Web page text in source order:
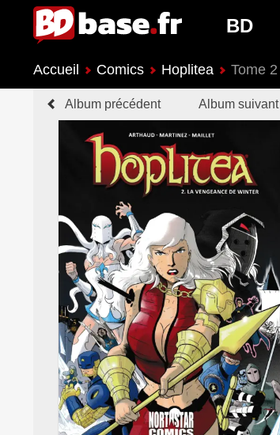
BD
Genres
Accueil Comics Hoplitea Tome
Album précédent Album suivant